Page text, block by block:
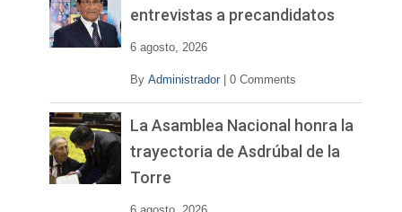
entrevistas a precandidatos
6 agosto, 2026
By Administrador 0 Comments
La Asamblea Nacional honra la
trayectoria de Asdrúbal de la
Torre